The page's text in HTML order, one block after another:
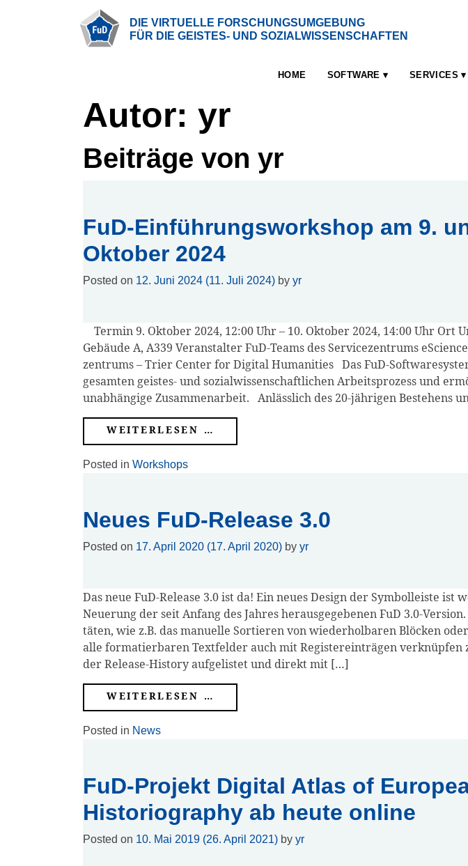
Anwendungsbereiche
Systemarchitektur
Beratungs-
Briefedition
Workshops
Referenzen
Handbuch
DIE VIRTUELLE FORSCHUNGSUMGEBUNG
FÜR DIE GEISTES- UND SOZIALWISSENSCHAFTEN
HOME SOFTWARE SERVICES
Autor: yr
Beiträge von yr
FuD-Einführungsworkshop am 9.
Oktober 2024
Posted on 12. Juni 2024 (11. Juli 2024) by yr
Ter­min 9. Okto­ber 2024, 12:00 Uhr – 10. Okto­ber 2024, 14:00 Uhr Ort
Gebäu­de A, A339 Ver­an­stal­ter FuD-Teams des Ser­vice­zen­trums
zen­trums – Trier Cen­ter for Digi­tal Huma­ni­ties Das FuD-
gesam­ten geis­tes- und sozi­al­wis­sen­schaft­li­chen Arbeits­pro­zess und
un­ab­hän­gi­ge Zusam­men­ar­beit. Anläss­lich des 20-jäh­ri­­gen Bestehens
WEI­TER­LE­SEN …
Posted in Workshops
Neues FuD-Release 3.0
Posted on 17. April 2020 (17. April 2020) by yr
Das neue FuD-Release 3.0 ist da! Ein neu­es Design der Sym­bol­leis­te ist
Neue­rung der seit Anfang des Jah­res her­aus­ge­ge­be­nen FuD
tä­ten, wie z.B. das manu­el­le Sor­tie­ren von wie­der­hol­ba­ren Blö­cken
alle for­ma­tier­ba­ren Text­fel­der auch mit Regis­ter­ein­trä­gen ver­knüp­fen
der Release-His­to­ry auf­ge­lis­tet und direkt mit […]
WEI­TER­LE­SEN …
Posted in News
FuD-Projekt Digital Atlas of
Historiography ab heute online
Posted on 10. Mai 2019 (26. April 2021) by yr